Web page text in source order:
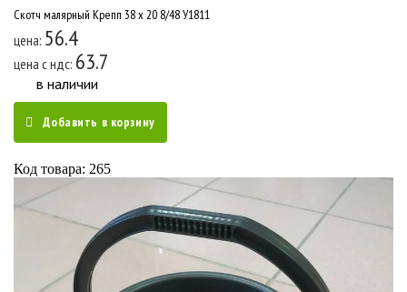
Скотч малярный Крепп 38 x 20 8/48 У1811
цена: 56.4
цена c ндс: 63.7
в наличии
Добавить в корзину
Код товара: 265